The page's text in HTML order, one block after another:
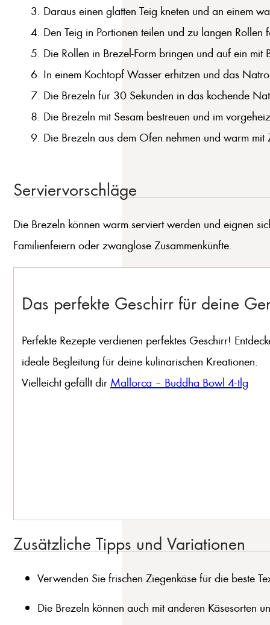
Daraus einen glatten Teig kneten und an einem
Den Teig in Portionen teilen und zu langen Rollen
Die Rollen in Brezel-Form bringen und auf ein
In einem Kochtopf Wasser erhitzen und das
Die Brezeln für 30 Sekunden in das kochende
Die Brezeln mit Sesam bestreuen und im
Die Brezeln aus dem Ofen nehmen und warm
Serviervorschläge
Die Brezeln können warm serviert werden und eignen
Familienfeiern oder zwanglose Zusammenkünfte.
Das perfekte Geschirr für deine
Perfekte Rezepte verdienen perfektes Geschirr!
ideale Begleitung für deine kulinarischen Kreationen.
Vielleicht gefällt dir Mallorca – Buddha Bowl 4-tlg
Zusätzliche Tipps und Variationen
Verwenden Sie frischen Ziegenkäse für die beste
Die Brezeln können auch mit anderen Käsesorten